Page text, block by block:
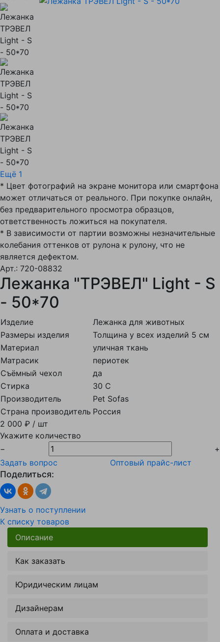
Ещё 1
* Цвет фотографий на экране монитора или смартфона
может отличаться от реального. При покупке онлайн,
без предварительного просмотра образцов,
ответственность ложиться на покупателя.
* В зависимости от партии возможны незначительные
колебания оттенков от рулона к рулону, что не
является дефектом.
Арт.: 720-08832
Лежанка "ТРЭВЕЛ" Light - S
- 50*70
Изделие
Лежанка для животных
Размеры изделия
Толщина у всех изделий 5 см
Материал
уличная ткань
Матрасик
периотек
Съёмный чехол
да
Стирка
30 С
Производитель
Pet Sofas
Страна производитель Россия
2 000 ₽ / шт
Укажите количество
−
+
Задать вопрос
Оптовый прайс-лист
Поделиться:
Узнать о поступлении
К списку товаров
Описание
Как заказать
Юридическим лицам
Дизайнерам
Оплата и доставка